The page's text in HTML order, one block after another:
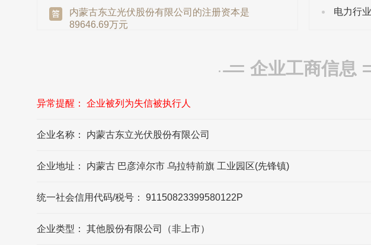
内蒙古东立光伏股份有限公司的注册资本是
89646.69万元
是?
是杨东光
内蒙古东立光伏股份有限公司的企业所在地
内蒙古东立光伏股份有限公司的企业所在地
位于内蒙古 巴彦淖尔市 乌拉特前旗 工业园区
电力行
企业工商信息
异常提醒： 企业被列为失信被执行人
企业名称： 内蒙古东立光伏股份有限公司
企业地址： 内蒙古 巴彦淖尔市 乌拉特前旗 工业园区(先锋镇)
统一社会信用代码/税号： 91150823399580122P
企业类型： 其他股份有限公司（非上市）